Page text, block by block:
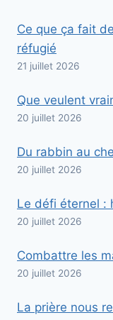
Ce que ça fait
réfugié
21 juillet 2026
Que veulent
20 juillet 2026
Du rabbin au
20 juillet 2026
Le défi éternel :
20 juillet 2026
Combattre les
20 juillet 2026
La prière nous